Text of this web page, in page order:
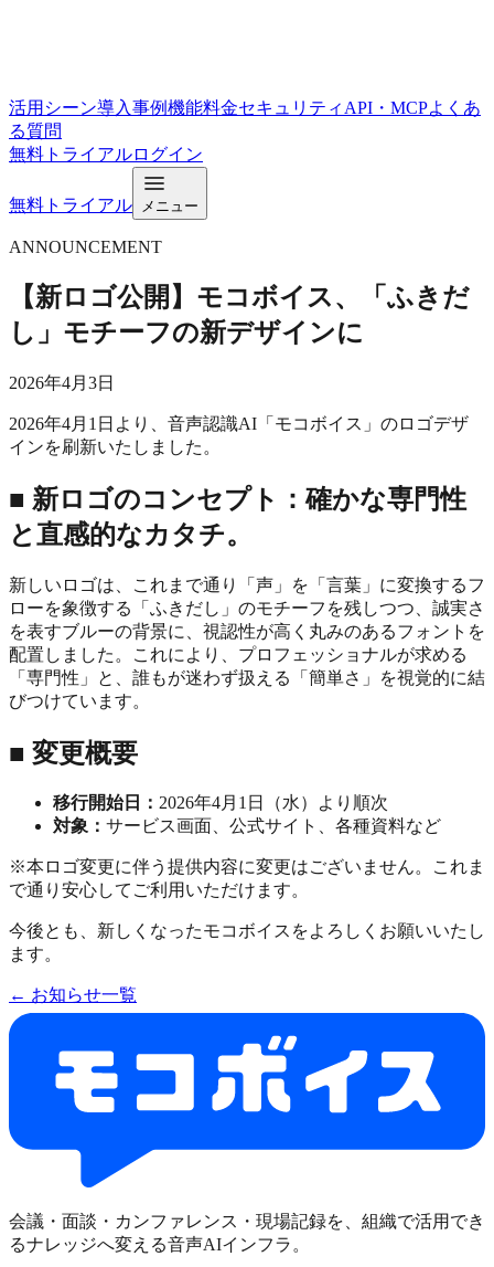
活用シーン導入事例機能料金セキュリティ API・MCPよくあ
る質問
無料トライアルログイン
無料トライアル メニュー
ANNOUNCEMENT
【新ロゴ公開】モコボイス、「ふきだ
し」モチーフの新デザインに
2026年4月3日
2026年4月1日より、音声認識AI「モコボイス」のロゴデザ
インを刷新いたしました。
■ 新ロゴのコンセプト：確かな専門性
と直感的なカタチ。
新しいロゴは、これまで通り「声」を「言葉」に変換するフ
ローを象徴する「ふきだし」のモチーフを残しつつ、誠実さ
を表すブルーの背景に、視認性が高く丸みのあるフォントを
配置しました。これにより、プロフェッショナルが求める
「専門性」と、誰もが迷わず扱える「簡単さ」を視覚的に結
びつけています。
■ 変更概要
移行開始日： 2026年4月1日（水）より順次
対象： サービス画面、公式サイト、各種資料など
※本ロゴ変更に伴う提供内容に変更はございません。これま
で通り安心してご利用いただけます。
今後とも、新しくなったモコボイスをよろしくお願いいたし
ます。
← お知らせ一覧
会議・面談・カンファレンス・現場記録を、組織で活用でき
るナレッジへ変える音声AIインフラ。